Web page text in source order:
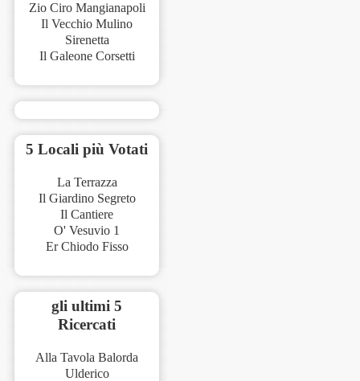
Zio Ciro Mangianapoli
Il Vecchio Mulino
Sirenetta
Il Galeone Corsetti
5 Locali più Votati
La Terrazza
Il Giardino Segreto
Il Cantiere
O' Vesuvio 1
Er Chiodo Fisso
gli ultimi 5
Ricercati
Alla Tavola Balorda
Ulderico